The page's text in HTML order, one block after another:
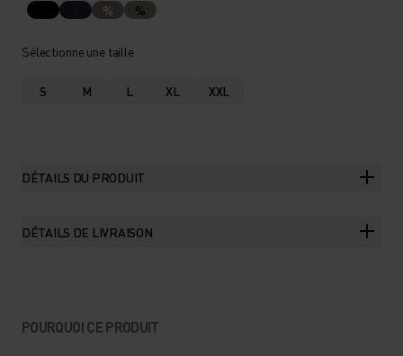
% %
Sélectionne une taille
S M L XL XXL
DÉTAILS DU PRODUIT
DÉTAILS DE LIVRAISON
POURQUOI CE PRODUIT